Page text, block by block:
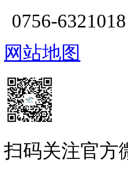
0756-6321018
网站地图
扫码关注官方